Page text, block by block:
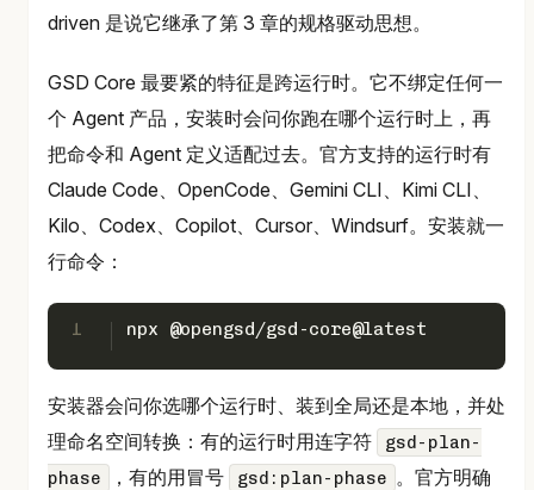
driven 是说它继承了第 3 章的规格驱动思想。
GSD Core 最要紧的特征是跨运行时。它不绑定任何一
个 Agent 产品，安装时会问你跑在哪个运行时上，再
把命令和 Agent 定义适配过去。官方支持的运行时有
Claude Code、OpenCode、Gemini CLI、Kimi CLI、
Kilo、Codex、Copilot、Cursor、Windsurf。安装就一
行命令：
1 npx @opengsd/gsd-core@latest
安装器会问你选哪个运行时、装到全局还是本地，并处
理命名空间转换：有的运行时用连字符
gsd-plan-
phase
，有的用冒号 gsd:plan-phase 。官方明确